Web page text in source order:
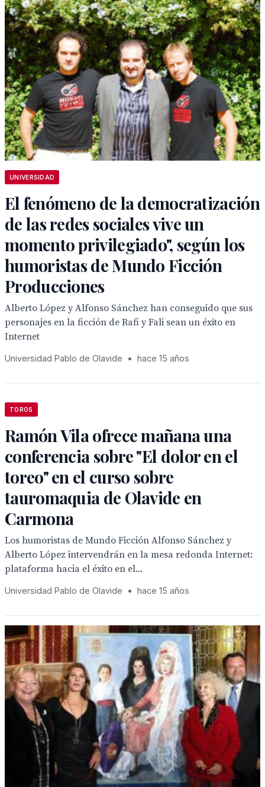
UNIVERSIDAD
El fenómeno de la democratización
de las redes sociales vive un
momento privilegiado", según los
humoristas de Mundo Ficción
Producciones
Alberto López y Alfonso Sánchez han conseguido que sus
personajes en la ficción de Rafi y Fali sean un éxito en
Internet
Universidad Pablo de Olavide • hace 15 años
TOROS
Ramón Vila ofrece mañana una
conferencia sobre "El dolor en el
toreo" en el curso sobre
tauromaquia de Olavide en
Carmona
Los humoristas de Mundo Ficción Alfonso Sánchez y
Alberto López intervendrán en la mesa redonda Internet:
plataforma hacia el éxito en el...
Universidad Pablo de Olavide • hace 15 años